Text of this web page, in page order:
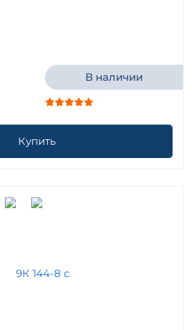
В наличии
Купить